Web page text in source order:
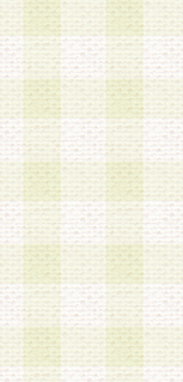
d.その他こ
4.会員は、
合は、速
5.当社は、
手段によ
の内容が
うことが
6.会員は、
して、当
該期間内
発行した